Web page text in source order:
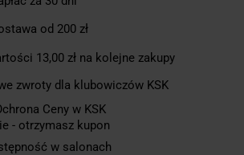
od 200 zł
13,00 zł na kolejne zakupy
zwroty dla klubowiczów KSK
Ceny w KSK
- otrzymasz kupon
w salonach